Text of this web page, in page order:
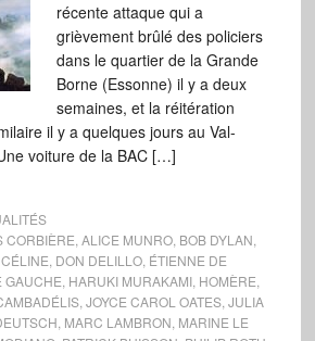
récente attaque qui a
grièvement brûlé des policiers
dans le quartier de la Grande
Borne (Essonne) il y a deux
semaines, et la réitération
il y a quelques jours au Val-
voiture de la BAC […]
CORBIÈRE ALICE MUNRO, BOB DYLAN
CÉLINE DON DELILLO, ÉTIENNE DE
GAUCHE HARUKI MURAKAMI, HOMÈRE
, JOYCE CAROL OATES, JULIA
MARC LAMBRON MARINE LE